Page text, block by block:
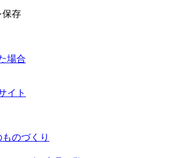
保存
場合
のづくり